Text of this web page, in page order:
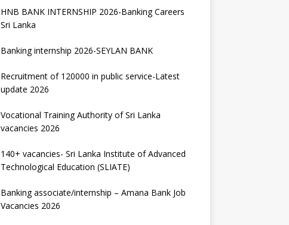
HNB BANK INTERNSHIP 2026-Banking Careers
Sri Lanka
Banking internship 2026-SEYLAN BANK
Recruitment of 120000 in public service-Latest
update 2026
Vocational Training Authority of Sri Lanka
vacancies 2026
140+ vacancies- Sri Lanka Institute of Advanced
Technological Education (SLIATE)
Banking associate/internship – Amana Bank Job
Vacancies 2026